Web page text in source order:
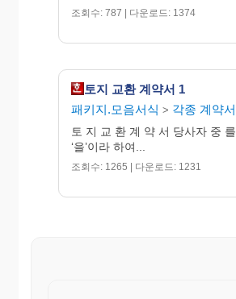
조회수: 787 | 다운로드: 1374
토지 교환 계약서 1
패키지.모음서식 > 각종 계약서
토 지 교 환 계 약 서 당사자 중 를
‘을’이라 하여...
조회수: 1265 | 다운로드: 1231